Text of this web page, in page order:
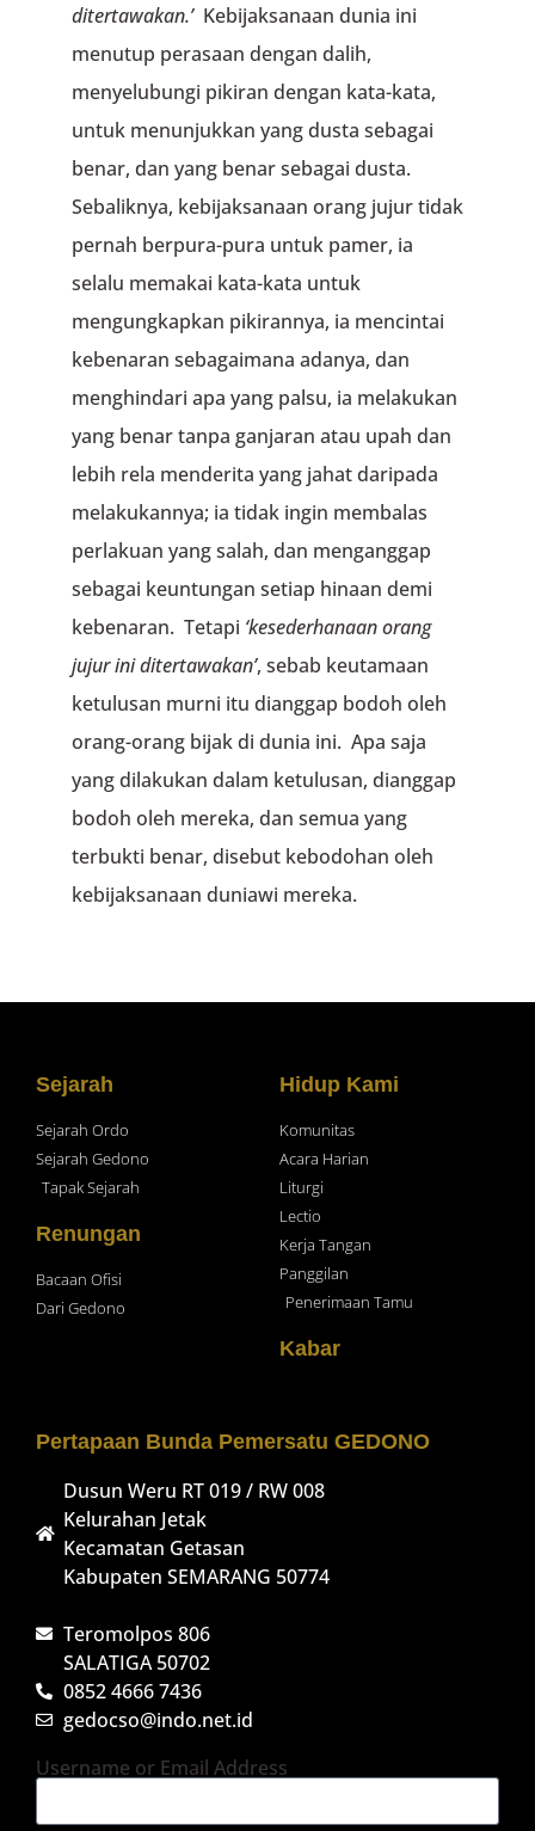
ditertawakan.’Kebijaksanaan dunia ini
menutup perasaan dengan dalih,
menyelubungi pikiran dengan kata-kata,
untuk menunjukkan yang dusta sebagai
benar, dan yang benar sebagai dusta.
Sebaliknya, kebijaksanaan orang jujur tidak
pernah berpura-pura untuk pamer, ia
selalu memakai kata-kata untuk
mengungkapkan pikirannya, ia mencintai
kebenaran sebagaimana adanya, dan
menghindari apa yang palsu, ia melakukan
yang benar tanpa ganjaran atau upah dan
lebih rela menderita yang jahat daripada
melakukannya; ia tidak ingin membalas
perlakuan yang salah, dan menganggap
sebagai keuntungan setiap hinaan demi
kebenaran. Tetapi ‘kesederhanaan orang
jujur ini ditertawakan’, sebab keutamaan
ketulusan murni itu dianggap bodoh oleh
orang-orang bijak di dunia ini. Apa saja
yang dilakukan dalam ketulusan, dianggap
bodoh oleh mereka, dan semua yang
terbukti benar, disebut kebodohan oleh
kebijaksanaan duniawi mereka.
Sejarah
Sejarah Ordo
Sejarah Gedono
Tapak Sejarah
Renungan
Bacaan Ofisi
Dari Gedono
Hidup Kami
Komunitas
Acara Harian
Liturgi
Lectio
Kerja Tangan
Panggilan
Penerimaan Tamu
Kabar
Pertapaan Bunda Pemersatu GEDONO
Dusun Weru RT 019 / RW 008
Kelurahan Jetak
Kecamatan Getasan
Kabupaten SEMARANG 50774
Teromolpos 806
SALATIGA 50702
0852 4666 7436
gedocso@indo.net.id
Username or Email Address